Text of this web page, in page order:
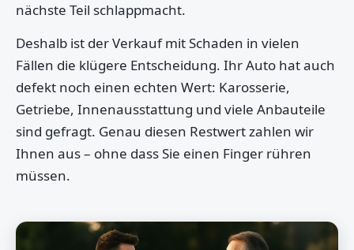
nächste Teil schlappmacht.
Deshalb ist der Verkauf mit Schaden in vielen
Fällen die klügere Entscheidung. Ihr Auto hat auch
defekt noch einen echten Wert: Karosserie,
Getriebe, Innenausstattung und viele Anbauteile
sind gefragt. Genau diesen Restwert zahlen wir
Ihnen aus – ohne dass Sie einen Finger rühren
müssen.